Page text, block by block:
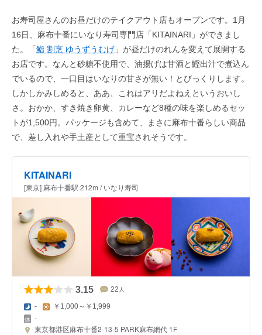
お寿司屋さんのお昼だけのテイクアウト店もオープンです。1月
16日、麻布十番にいなり寿司専門店「KITAINARI」ができまし
た。「鮨 割烹 ゆうずうむげ 」が昼だけのれんを変えて展開する
お店です。なんと砂糖不使用で、油揚げは甘酒と鰹出汁で煮込ん
でいるので、一口目はいなりの甘さが無い！とびっくりします。
しかしかみしめると、ああ、これはアリだよねえというおいし
さ。おかか、すき焼き卵黄、カレーなど8種の味を楽しめるセッ
トが1,500円。パッケージも含めて、まさに麻布十番らしい商品
で、差し入れや手土産として重宝されそうです。
KITAINARI
[東京] 麻布十番駅 212m / いなり寿司
3.15 22 人
- ￥1,000～￥1,999
-
東京都港区麻布十番2-13-5 PARK麻布網代 1F